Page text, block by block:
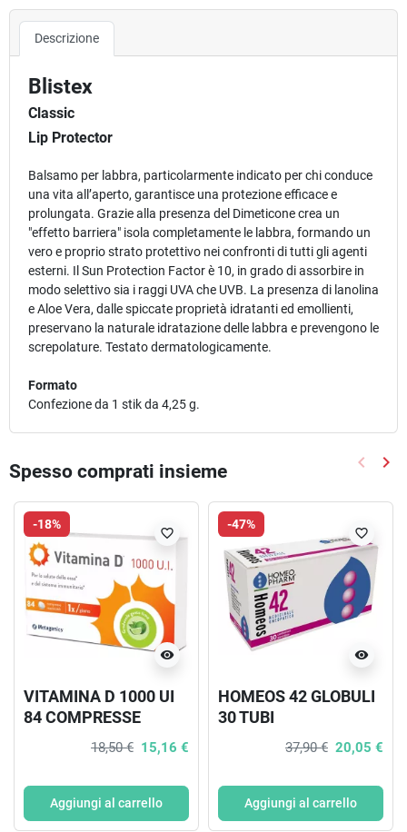
Descrizione
Blistex
Classic
Lip Protector
Balsamo per labbra, particolarmente indicato per chi conduce
una vita all’aperto, garantisce una protezione efficace e
prolungata. Grazie alla presenza del Dimeticone crea un
"effetto barriera" isola completamente le labbra, formando un
vero e proprio strato protettivo nei confronti di tutti gli agenti
esterni. Il Sun Protection Factor è 10, in grado di assorbire in
modo selettivo sia i raggi UVA che UVB. La presenza di lanolina
e Aloe Vera, dalle spiccate proprietà idratanti ed emollienti,
preservano la naturale idratazione delle labbra e prevengono le
screpolature. Testato dermatologicamente.
Formato
Confezione da 1 stik da 4,25 g.
Spesso comprati insieme keyboard_arrow_left keyboard_arrow_right
-18%
visibility
favorite_border
VITAMINA D 1000 UI
84 COMPRESSE
MASTICABILI
18,50 € 15,16 €
Aggiungi al carrello
-47%
visibility
favorite_border
HOMEOS 42 GLOBULI
30 TUBI
37,90 € 20,05 €
Aggiungi al carrello